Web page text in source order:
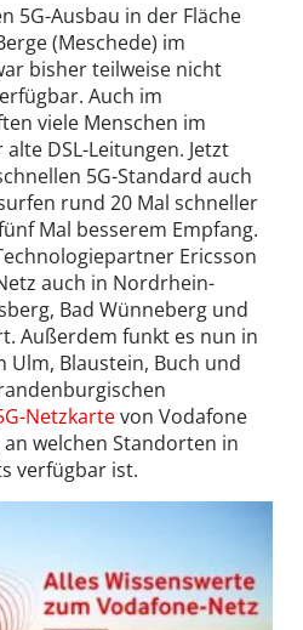
5G-Ausbau in der Fläche
(Meschede) im
bisher teilweise nicht
Auch im
viele Menschen im
DSL-Leitungen. Jetzt
5G-Standard auch
rund 20 Mal schneller
Mal besserem Empfang.
Ericsson
auch in Nordrhein-
Bad Wünneberg und
Außerdem funkt es nun in
Ulm, Blaustein, Buch und
Netzkartevon Vodafone
welchen Standorten in
verfügbar ist.